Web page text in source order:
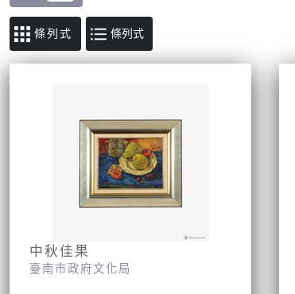
條列式
中秋佳果
臺南市政府文化局